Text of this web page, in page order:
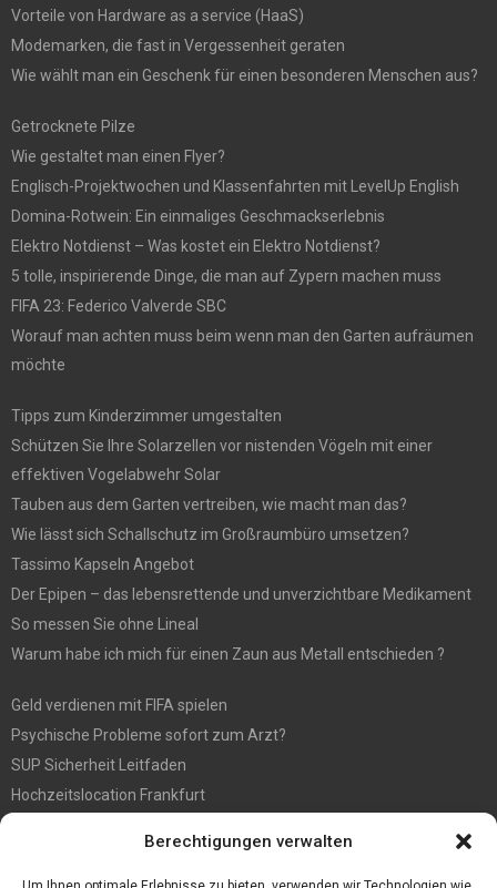
Berechtigungen verwalten
Vorteile von Hardware as a service (HaaS)
Modemarken, die fast in Vergessenheit geraten
Wie wählt man ein Geschenk für einen besonderen Menschen aus?
Getrocknete Pilze
Wie gestaltet man einen Flyer?
Englisch-Projektwochen und Klassenfahrten mit LevelUp English
Domina-Rotwein: Ein einmaliges Geschmackserlebnis
Elektro Notdienst – Was kostet ein Elektro Notdienst?
5 tolle, inspirierende Dinge, die man auf Zypern machen muss
FIFA 23: Federico Valverde SBC
Worauf man achten muss beim wenn man den Garten aufräumen
möchte
Tipps zum Kinderzimmer umgestalten
Schützen Sie Ihre Solarzellen vor nistenden Vögeln mit einer
effektiven Vogelabwehr Solar
Tauben aus dem Garten vertreiben, wie macht man das?
Wie lässt sich Schallschutz im Großraumbüro umsetzen?
Tassimo Kapseln Angebot
Der Epipen – das lebensrettende und unverzichtbare Medikament
So messen Sie ohne Lineal
Warum habe ich mich für einen Zaun aus Metall entschieden ?
Geld verdienen mit FIFA spielen
Psychische Probleme sofort zum Arzt?
SUP Sicherheit Leitfaden
Hochzeitslocation Frankfurt
Großer Spaß auf der Kirmes in Bonn!
Bester Oscam- und CCcam-Server für 2021